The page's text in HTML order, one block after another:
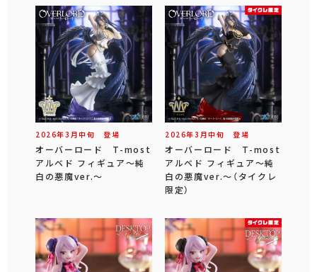
2026年3 月中旬 登場
オーバーロード T-most
アルベド フィギュア～純
白の悪魔ver.～
2026年3 月中旬 登場
オーバーロード T-most
アルベド フィギュア～純
白の悪魔ver.～（タイクレ
限定）